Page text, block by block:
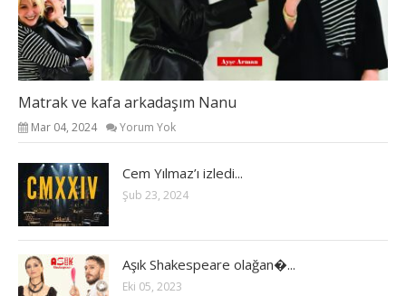
Matrak ve kafa arkadaşım Nanu
Mar 04, 2024 Yorum Yok
Cem Yılmaz’ı izledi...
Şub 23, 2024
Aşık Shakespeare olağan�...
Eki 05, 2023